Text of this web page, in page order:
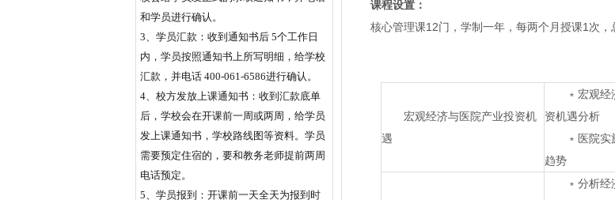
和学员进行确认。
3、学员汇款：收到通知书后 5个工作日
内，学员按照通知书上所写明细，给学校
汇款，并电话 400-061-6586进行确认。
4、校方发放上课通知书：收到汇款底单
后，学校会在开课前一周或两周，给学员
发上课通知书，学校路线图等资料。学员
需要预定住宿的，要和教务老师提前两周
电话预定。
5、学员报到：开课前一天全天为报到时
课程设置：
核心管理课12门，学制一年，每两个月授课1次，
宏观经济与医院产业投资机
遇
﹡宏观
资机遇分析
﹡医院
趋势
﹡分析